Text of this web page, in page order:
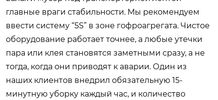
главные враги стабильности. Мы рекомендуем
ввести систему “5S” в зоне гофроагрегата. Чистое
оборудование работает точнее, а любые утечки
пара или клея становятся заметными сразу, а не
тогда, когда они приводят к аварии. Один из
наших клиентов внедрил обязательную 15-
минутную уборку каждый час, и количество